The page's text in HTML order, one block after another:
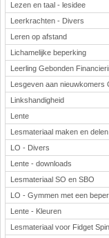
Lezen en taal - lesidee
Leerkrachten - Divers
Leren op afstand
Lichamelijke beperking
Leerling Gebonden
Lesgeven aan nieuwkomers
Linkshandigheid
Lente
Lesmateriaal maken en delen
LO - Divers
Lente - downloads
Lesmateriaal SO en SBO
LO - Gymmen met een
Lente - Kleuren
Lesmateriaal voor Fidget